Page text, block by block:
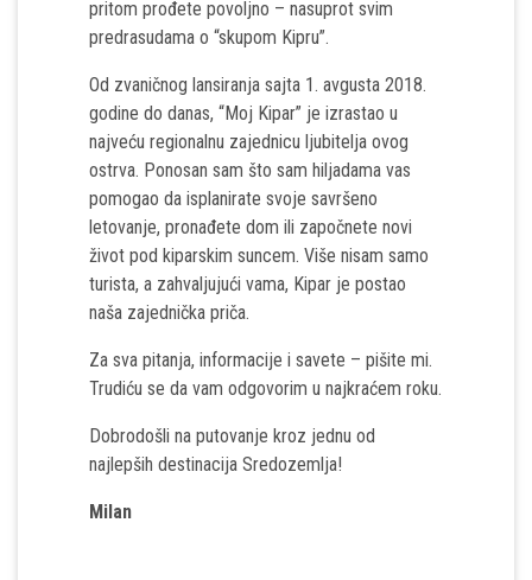
pritom prođete povoljno – nasuprot svim
predrasudama o “skupom Kipru”.
Od zvaničnog lansiranja sajta 1. avgusta 2018.
godine do danas, “Moj Kipar” je izrastao u
najveću regionalnu zajednicu ljubitelja ovog
ostrva. Ponosan sam što sam hiljadama vas
pomogao da isplanirate svoje savršeno
letovanje, pronađete dom ili započnete novi
život pod kiparskim suncem. Više nisam samo
turista, a zahvaljujući vama, Kipar je postao
naša zajednička priča.
Za sva pitanja, informacije i savete – pišite mi.
Trudiću se da vam odgovorim u najkraćem roku.
Dobrodošli na putovanje kroz jednu od
najlepših destinacija Sredozemlja!
Milan